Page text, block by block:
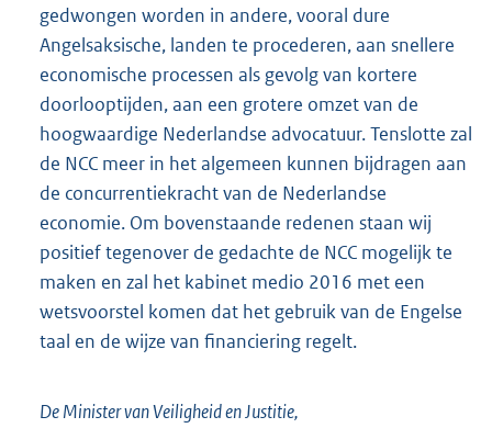
gedwongen worden in andere, vooral dure
Angelsaksische, landen te procederen, aan snellere
economische processen als gevolg van kortere
doorlooptijden, aan een grotere omzet van de
hoogwaardige Nederlandse advocatuur. Tenslotte zal
de NCC meer in het algemeen kunnen bijdragen aan
de concurrentiekracht van de Nederlandse
economie. Om bovenstaande redenen staan wij
positief tegenover de gedachte de NCC mogelijk te
maken en zal het kabinet medio 2016 met een
wetsvoorstel komen dat het gebruik van de Engelse
taal en de wijze van financiering regelt.
De Minister van Veiligheid en Justitie,